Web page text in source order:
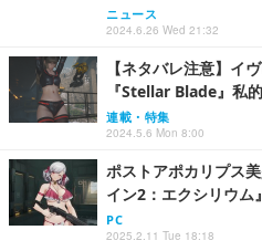
ニュース
2024.6.26 Wed 21:32
【ネタバレ注意】イ
『Stellar Blade』私
連載・特集
2024.5.6 Mon 8:00
ポストアポカリプス
イン2：エクシリウム
PC
2025.2.11 Tue 18:18